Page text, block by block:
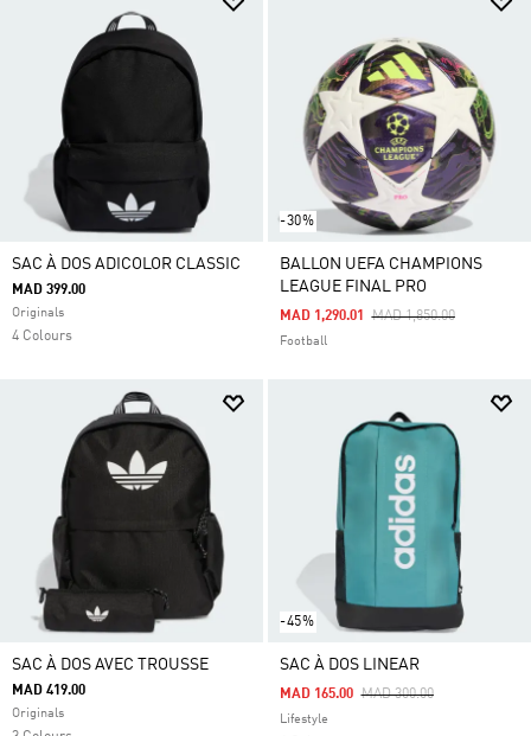
SAC À DOS ADICOLOR CLASSIC
MAD 399.00
Originals
4 Colours
-30%
BALLON UEFA CHAMPIONS
LEAGUE FINAL PRO
Price Reduced From
MAD 1,850.00To
MAD 1,290.01
Football
SAC À DOS AVEC TROUSSE
MAD 419.00
Originals
-45%
SAC À DOS LINEAR
Price Reduced From
MAD 300.00To
MAD 165.00
Lifestyle